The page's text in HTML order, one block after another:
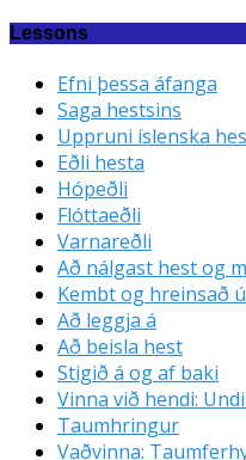
Lessons
Efni þessa áfanga
Saga hestsins
Uppruni íslenska
Eðli hesta
Hópeðli
Flóttaeðli
Varnareðli
Að nálgast hest og
Kembt og hreinsað
Að leggja á
Að beisla hest
Stigið á og af baki
Vinna við hendi:
Taumhringur
Vaðvinna: